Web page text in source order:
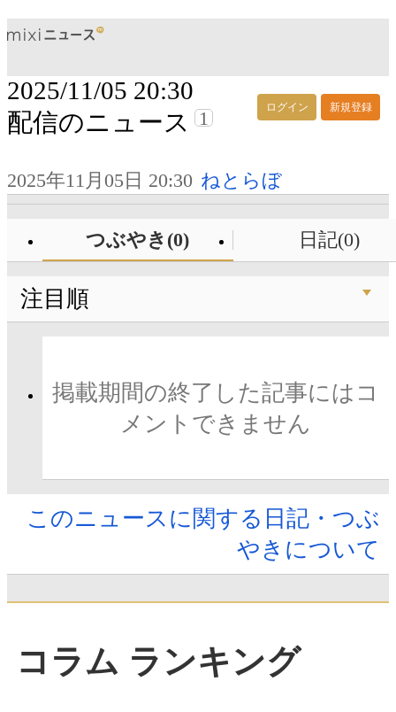
ログイン 新規登録
2025/11/05 20:30
配信のニュース
1
2025年11月05日 20:30 ねとらぼ
つぶやき(0) 日記(0)
注目順
掲載期間の終了した記事にはコ
メントできません
このニュースに関する日記・つぶ
やきについて
コラム ランキング